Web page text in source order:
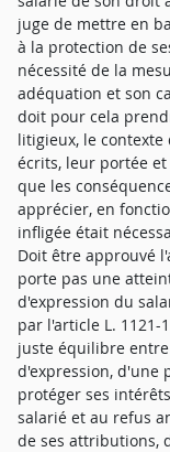
juge de mettre en
à la protection de
nécessité de la
adéquation et son
doit pour cela
litigieux, le
écrits, leur portée
que les
apprécier, en
infligée était
Doit être approuvé
porte pas une
d'expression du
par l'article L.
juste équilibre
d'expression, d'une
protéger ses
salarié et au refus
de ses attributions,